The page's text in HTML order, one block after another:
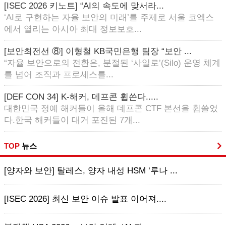
[ISEC 2026 키노트] “AI의 속도에 맞서라...
‘AI로 구현하는 자율 보안의 미래’를 주제로 서울 코엑스
에서 열리는 아시아 최대 정보보호...
[보안최전선 ⑧] 이형철 KB국민은행 팀장 “보안 ...
“자율 보안으로의 전환은, 분절된 ‘사일로’(Silo) 운영 체계
를 넘어 조직과 프로세스를...
[DEF CON 34] K-해커, 데프콘 휩쓴다.....
대한민국 정예 해커들이 올해 데프콘 CTF 본선을 휩쓸었
다.한국 해커들이 대거 포진된 7개...
TOP 뉴스
[양자와 보안] 탈레스, 양자 내성 HSM ‘루나 ...
[ISEC 2026] 최신 보안 이슈 발표 이어져....